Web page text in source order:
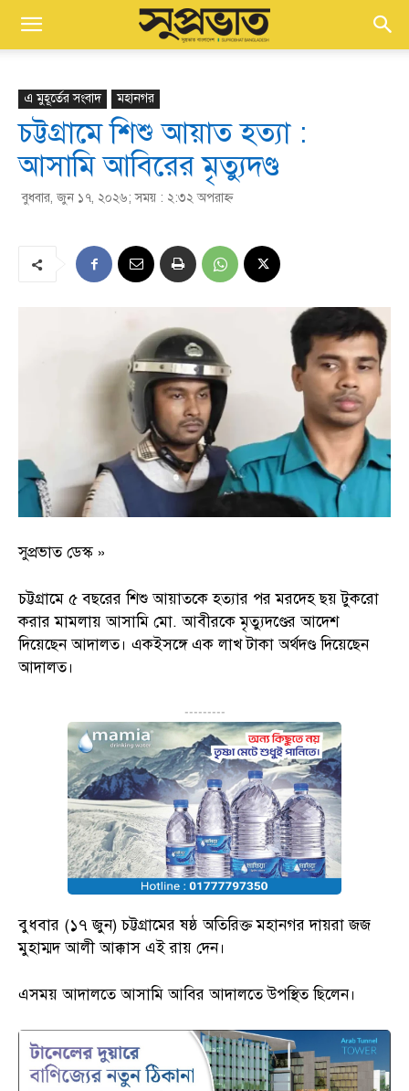
এ মুহূর্তের সংবাদ মহানগর
চট্টগ্রামে শিশু আয়াত হত্যা :
আসামি আবিরের মৃত্যুদণ্ড
বুধবার, জুন ১৭, ২০২৬; সময় : ২:৩২ অপরাহ্ণ
সুপ্রভাত ডেস্ক »
চট্টগ্রামে ৫ বছরের শিশু আয়াতকে হত্যার পর মরদেহ ছয় টুকরো
করার মামলায় আসামি মো. আবীরকে মৃত্যুদণ্ডের আদেশ
দিয়েছেন আদালত। একইসঙ্গে এক লাখ টাকা অর্থদণ্ড দিয়েছেন
আদালত।
---------
বুধবার (১৭ জুন) চট্টগ্রামের ষষ্ঠ অতিরিক্ত মহানগর দায়রা জজ
মুহাম্মদ আলী আক্কাস এই রায় দেন।
এসময় আদালতে আসামি আবির আদালতে উপস্থিত ছিলেন।